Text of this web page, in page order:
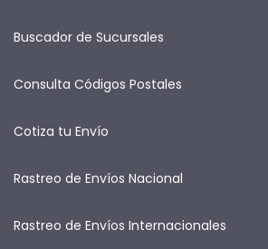
Buscador de Sucursales
Consulta Códigos Postales
Cotiza tu Envío
Rastreo de Envíos Nacional
Rastreo de Envíos Internacionales